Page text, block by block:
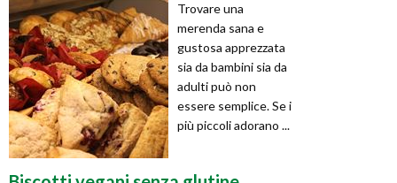
Trovare una
merenda sana e
gustosa apprezzata
sia da bambini sia da
adulti può non
essere semplice. Se i
più piccoli adorano ...